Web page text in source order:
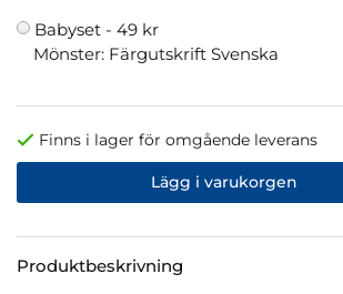
Babyset - 49 kr
Mönster: Färgutskrift Svenska
Finns i lager för omgående leverans
Lägg i varukorgen
Produktbeskrivning